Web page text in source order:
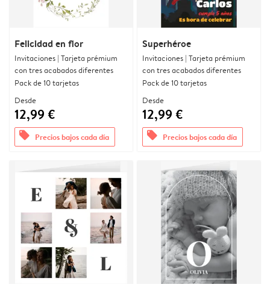
Felicidad en flor
Invitaciones | Tarjeta prémium
con tres acabados diferentes
Pack de 10 tarjetas
Desde
12,99 €
offers Precios bajos cada día
Superhéroe
Invitaciones | Tarjeta prémium
con tres acabados diferentes
Pack de 10 tarjetas
Desde
12,99 €
offers Precios bajos cada día